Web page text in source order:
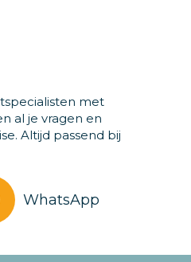
met
al je vragen en
Altijd passend bij
WhatsApp